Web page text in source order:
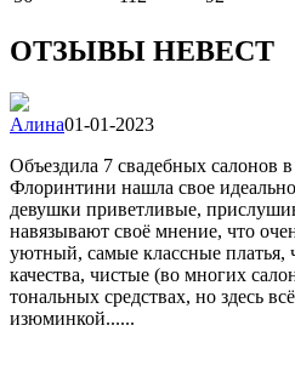
ОТЗЫВЫ НЕВЕСТ
Алина01-01-2023
Объездила 7 свадебных салонов
Флоринтини нашла свое
девушки приветливые,
навязывают своё мнение, что
уютный, самые классные платья,
качества, чистые (во многих
тональных средствах, но здесь
изюминкой......